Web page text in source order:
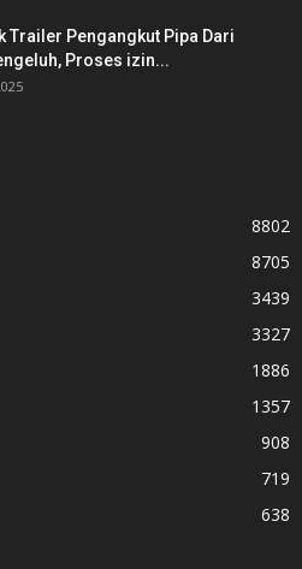
Trailer Pengangkut Pipa Dari
Proses izin...
8802
8705
3439
3327
1886
1357
908
719
638